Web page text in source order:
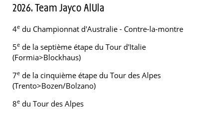
2026. Team Jayco AlUla
4e du Championnat d'Australie - Contre-la-montre
5e de la septième étape du Tour d'Italie
(Formia>Blockhaus)
7e de la cinquième étape du Tour des Alpes
(Trento>Bozen/Bolzano)
8e du Tour des Alpes